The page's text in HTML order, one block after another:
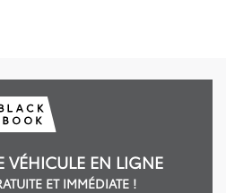
VÉHICULE EN LIGNE
ET IMMÉDIATE !